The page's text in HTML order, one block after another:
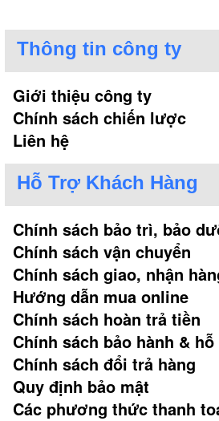
Thông tin công ty
Giới thiệu công ty
Chính sách chiến lược
Liên hệ
Hỗ Trợ Khách Hàng
Chính sách bảo trì, bảo
Chính sách vận chuyển
Chính sách giao, nhận
Hướng dẫn mua online
Chính sách hoàn trả tiền
Chính sách bảo hành &
Chính sách đổi trả hàng
Quy định bảo mật
Các phương thức thanh